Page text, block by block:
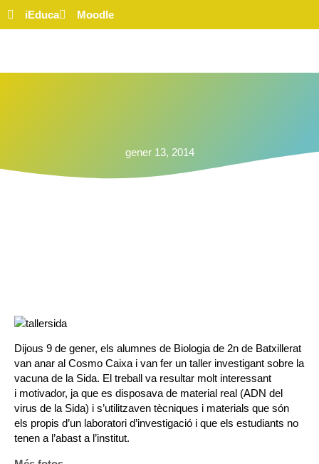
iEduca Moodle
gener 13, 2014
Dijous 9 de gener, els alumnes de Biologia de 2n de Batxillerat
van anar al Cosmo Caixa i van fer un taller investigant sobre la
vacuna de la Sida. El treball va resultar molt interessant
i motivador, ja que es disposava de material real (ADN del
virus de la Sida) i s’utilitzaven tècniques i materials que són
els propis d’un laboratori d’investigació i que els estudiants no
tenen a l’abast a l’institut.